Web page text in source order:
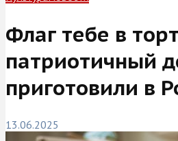
Флаг тебе в
патриотичный
приготовили в
13.06.2025